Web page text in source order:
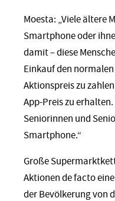
Moesta: „Viele ältere
Smartphone oder
damit – diese
Einkauf den
Aktionspreis zu
App-Preis zu
Seniorinnen und
Smartphone.“
Große
Aktionen de facto
der Bevölkerung von